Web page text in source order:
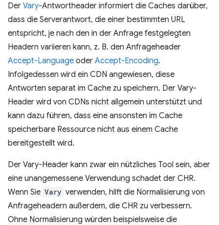
Der Vary-Antwortheader informiert die Caches darüber,
dass die Serverantwort, die einer bestimmten URL
entspricht, je nach den in der Anfrage festgelegten
Headern variieren kann, z. B. den Anfrageheader
Accept-Language oder Accept-Encoding.
Infolgedessen wird ein CDN angewiesen, diese
Antworten separat im Cache zu speichern. Der Vary-
Header wird von CDNs nicht allgemein unterstützt und
kann dazu führen, dass eine ansonsten im Cache
speicherbare Ressource nicht aus einem Cache
bereitgestellt wird.
Der Vary-Header kann zwar ein nützliches Tool sein, aber
eine unangemessene Verwendung schadet der CHR.
Wenn Sie Vary verwenden, hilft die Normalisierung von
Anfrageheadern außerdem, die CHR zu verbessern.
Ohne Normalisierung würden beispielsweise die